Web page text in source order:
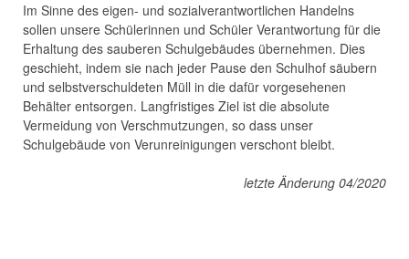
Im Sinne des eigen- und sozialverantwortlichen Handelns
sollen unsere Schülerinnen und Schüler Verantwortung für die
Erhaltung des sauberen Schulgebäudes übernehmen. Dies
geschieht, indem sie nach jeder Pause den Schulhof säubern
und selbstverschuldeten Müll in die dafür vorgesehenen
Behälter entsorgen. Langfristiges Ziel ist die absolute
Vermeidung von Verschmutzungen, so dass unser
Schulgebäude von Verunreinigungen verschont bleibt.
letzte Änderung 04/2020